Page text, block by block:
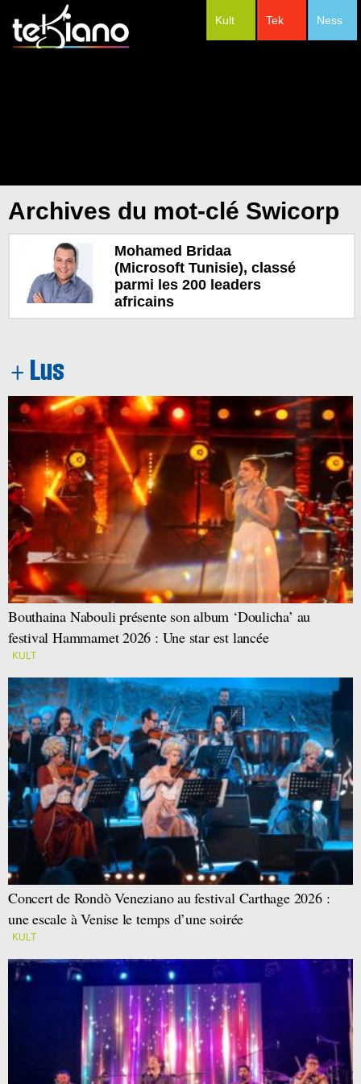
Ness
Tek
Kult
Archives du mot-clé Swicorp
Mohamed Bridaa
(Microsoft Tunisie), classé
parmi les 200 leaders
africains
Bouthaina Nabouli présente son album ‘Doulicha’ au
festival Hammamet 2026 : Une star est lancée
KULT
Concert de Rondò Veneziano au festival Carthage 2026 :
une escale à Venise le temps d’une soirée
KULT